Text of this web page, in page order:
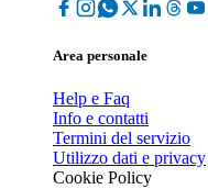
Area personale
Help e Faq
Info e contatti
Termini del servizio
Utilizzo dati e privacy
Cookie Policy